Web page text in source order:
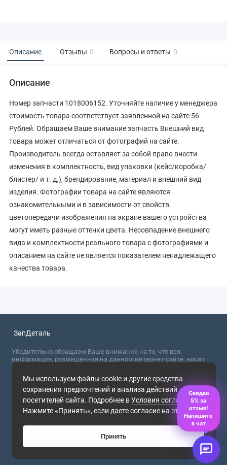
Описание Отзывы 0 Вопросы и ответы 0
Описание
Номер запчасти 1018006152. Уточняйте наличие у менеджера
стоимость товара соответствует заявленной на сайте 56
Рублей. Обращаем Ваше внимание запчасть Внешний вид
товара может отличаться от фотографий на сайте.
Производитель всегда оставляет за собой право внести
изменения в комплектность, вид упаковки (кейс/коробка/
блистер/ и т. д.), брендирование, материал и внешний вид
изделия. Фотографии товара на сайте являются
ознакомительными и в зависимости от свойств
цветопередачи изображения на экране вашего устройства
могут иметь разные оттенки цвета. Несовпадение внешнего
вида и комплектности реального товара с фотографиями и
описанием на сайте не является показателем ненадлежащего
качества товара.
Мы используем файлы cookie и другие средства
сохранения предпочтений и анализа действий
посетителей сайта. Подробнее вУсловия соглашения.
Нажмите «Принять», если даете согласие на это.
Принять
ЗапДеталь
Убедительно обращаем Ваше внимание на то, что вся
информация, размещенная на данном интернет-сайте, носит
сугубо информационный характер и не являются публичной
офертой, определяемой положениями Статьи 437 (2) ГК РФ. Для
получения точной информации о стоимости товаров,
пожалуйста, обращайтесь в ближайший офис продаж.
2026
Скидка
5% за
отзыв!
Напишите
в чат